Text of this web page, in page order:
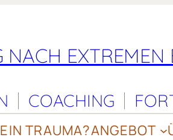
EXTREMEN
COACHING
TRAUMA?ANGEBOT